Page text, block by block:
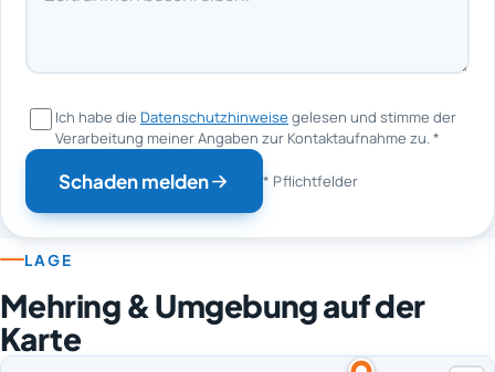
Ich habe die Datenschutzhinweise gelesen und stimme der
Verarbeitung meiner Angaben zur Kontaktaufnahme zu.*
Schaden melden * Pflichtfelder
LAGE
Mehring & Umgebung auf der
Karte